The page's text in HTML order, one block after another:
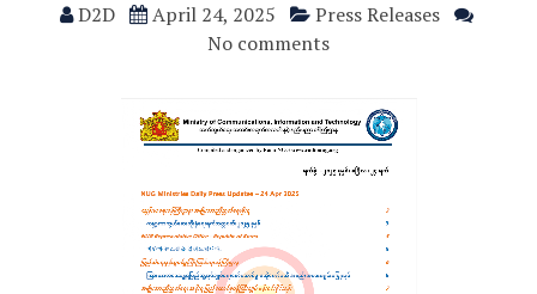
D2D April 24, 2025
Press Releases
No comments